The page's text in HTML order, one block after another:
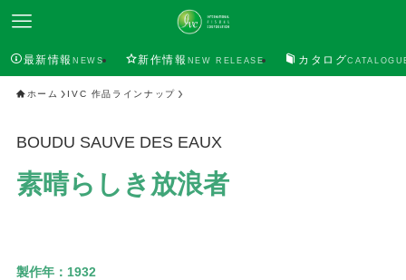
最新情報NEWS 新作情報 NEW RELEASE カタログ
ホーム IVC 作品ラインナップ
BOUDU SAUVE DES EAUX
素晴らしき放浪者
製作年： 1932